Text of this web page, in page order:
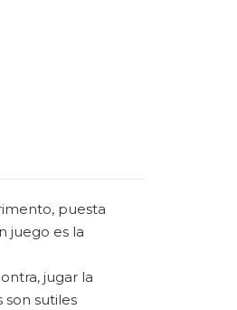
puesta
juego es la
jugar la
son sutiles